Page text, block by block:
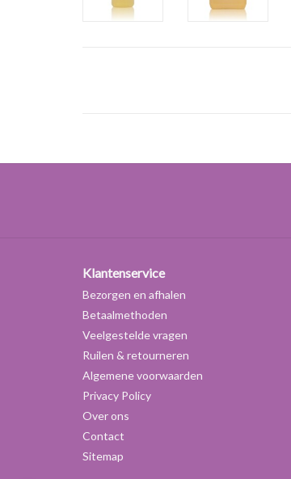
Klantenservice
Bezorgen en afhalen
Betaalmethoden
Veelgestelde vragen
Ruilen & retourneren
Algemene voorwaarden
Privacy Policy
Over ons
Contact
Sitemap